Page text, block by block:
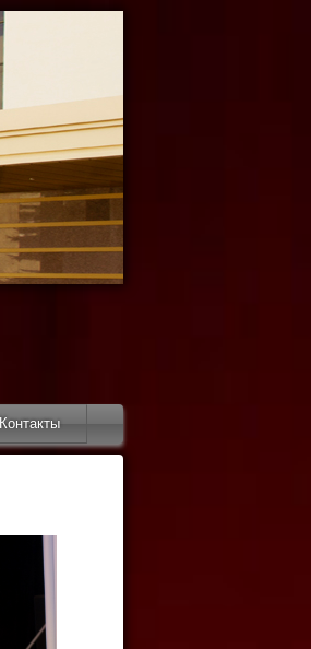
Контакты